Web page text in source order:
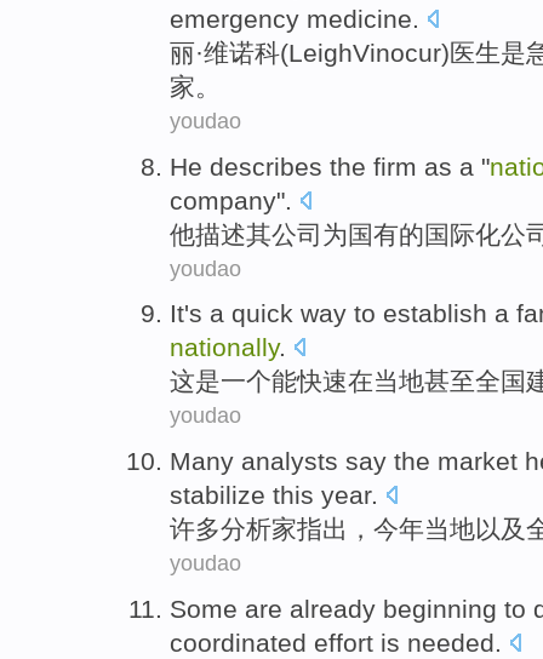
emergency medicine.
丽·维诺科(LeighVinocur)医生是
家。
youdao
He describes the firm as a "
company".
他描述其公司 为 国有的国际化公
youdao
It's a quick way to establish a
nationally.
这是一个能快速在当地甚至全国
youdao
Many analysts say the market
stabilize this year.
许多分析家指出 ， 今年当地以及
youdao
Some are already beginning to
coordinated effort is needed.